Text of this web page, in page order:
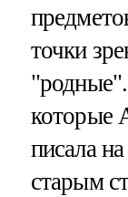
точки
которые
писала
старым